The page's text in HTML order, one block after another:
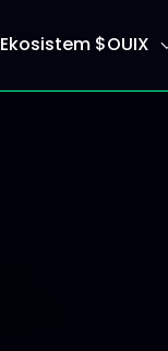
Ekosistem $OUIX